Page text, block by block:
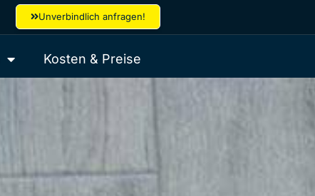
Unverbindlich anfragen!
Kosten & Preise